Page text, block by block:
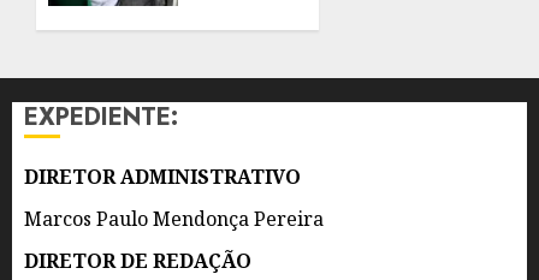
DE
DA
EDUCAÇÃO
EXPEDIENTE:
DIRETOR ADMINISTRATIVO
Marcos Paulo Mendonça Pereira
DIRETOR DE REDAÇÃO